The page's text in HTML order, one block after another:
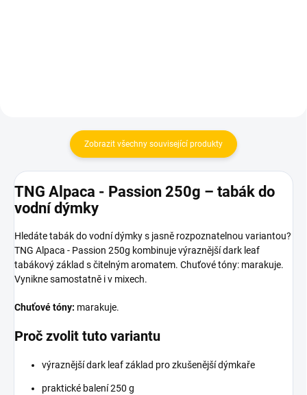
Zobrazit všechny související produkty
TNG Alpaca - Passion 250g – tabák do
vodní dýmky
Hledáte tabák do vodní dýmky s jasně rozpoznatelnou variantou?
TNG Alpaca - Passion 250g kombinuje výraznější dark leaf
tabákový základ s čitelným aromatem. Chuťové tóny: marakuje.
Vynikne samostatně i v mixech.
Chuťové tóny: marakuje.
Proč zvolit tuto variantu
výraznější dark leaf základ pro zkušenější dýmkaře
praktické balení 250 g